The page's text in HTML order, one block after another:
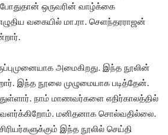
ஒருவரின் வாழ்க்கை
வகையில் மா.ரா. செளந்தரராஜன்
அமைகிறது. இந்த நூலின்
இந்த நூலை முழுமையாக படித்தேன்.
நாம் மாணவர்களை எதிர்காலத்தில்
மனிதனாக சொல்வதில்லை.
இந்த நூலில் செய்தி